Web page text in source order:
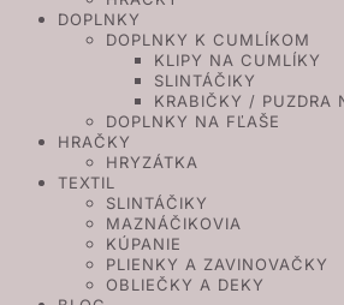
DOPLNKY
DOPLNKY K CUMLÍKOM
KLIPY NA CUMLÍKY
SLINTÁČIKY
KRABIČKY / PUZDRA
DOPLNKY NA FĽAŠE
HRAČKY
HRYZÁTKA
TEXTIL
SLINTÁČIKY
MAZNÁČIKOVIA
KÚPANIE
PLIENKY A ZAVINOVAČKY
OBLIEČKY A DEKY